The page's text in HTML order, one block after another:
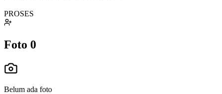
PROSES
Foto 0
Belum ada foto